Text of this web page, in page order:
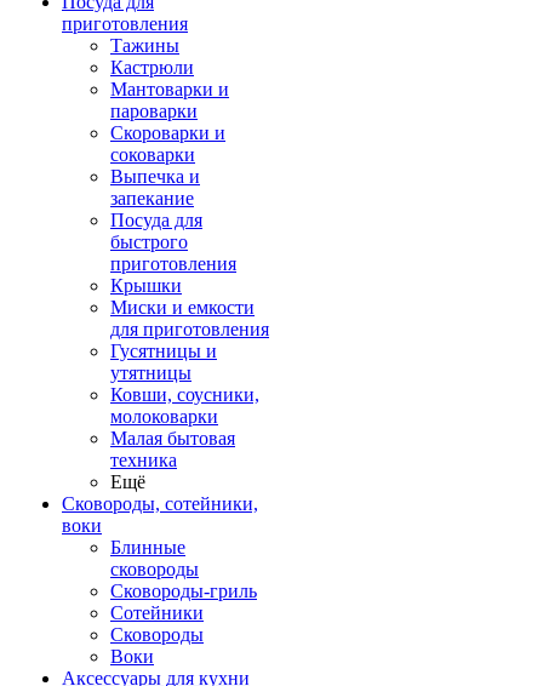
приготовления
Тажины
Кастрюли
Мантоварки и
пароварки
Скороварки и
соковарки
Выпечка и
запекание
Посуда для
быстрого
приготовления
Крышки
Миски и емкости
для приготовления
Гусятницы и
утятницы
Ковши, соусники,
молоковарки
Малая бытовая
техника
Ещё
Сковороды, сотейники,
воки
Блинные
сковороды
Сковороды-гриль
Сотейники
Сковороды
Воки
Аксессуары для кухни